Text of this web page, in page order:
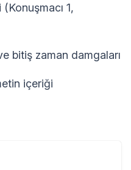
1,
bitiş zaman damgaları
içeriği